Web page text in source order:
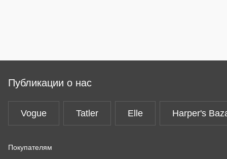
Публикации о нас
Vogue Tatler Elle Harper's
Покупателям